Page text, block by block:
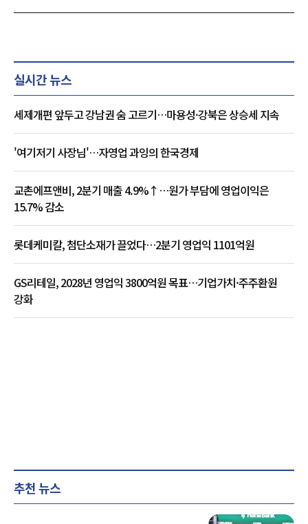
실시간 뉴스
세제개편 앞두고 강남권 숨 고르기…마용성·강북은 상승세 지속
'여기저기 사장님'…자영업 과잉의 한국경제
교촌에프앤비, 2분기 매출 4.9%↑…원가 부담에 영업이익은
15.7% 감소
롯데케미칼, 첨단소재가 끌었다…2분기 영업익 1101억원
GS리테일, 2028년 영업익 3800억원 목표…기업가치·주주환원
강화
추천 뉴스